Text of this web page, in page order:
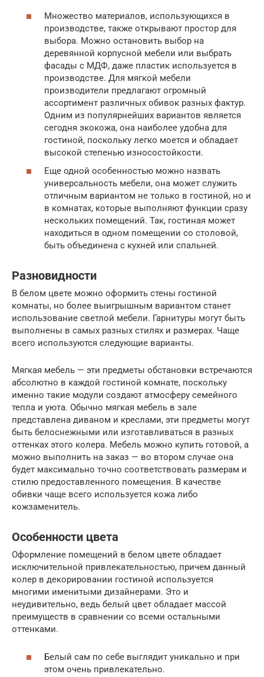
Множество материалов, использующихся в
производстве, также открывают простор для
выбора. Можно остановить выбор на
деревянной корпусной мебели или выбрать
фасады с МДФ, даже пластик используется в
производстве. Для мягкой мебели
производители предлагают огромный
ассортимент различных обивок разных фактур.
Одним из популярнейших вариантов является
сегодня экокожа, она наиболее удобна для
гостиной, поскольку легко моется и обладает
высокой степенью износостойкости.
Еще одной особенностью можно назвать
универсальность мебели, она может служить
отличным вариантом не только в гостиной, но и
в комнатах, которые выполняют функции сразу
нескольких помещений. Так, гостиная может
находиться в одном помещении со столовой,
быть объединена с кухней или спальней.
Разновидности
В белом цвете можно оформить стены гостиной
комнаты, но более выигрышным вариантом станет
использование светлой мебели. Гарнитуры могут быть
выполнены в самых разных стилях и размерах. Чаще
всего используются следующие варианты.
Мягкая мебель — эти предметы обстановки встречаются
абсолютно в каждой гостиной комнате, поскольку
именно такие модули создают атмосферу семейного
тепла и уюта. Обычно мягкая мебель в зале
представлена диваном и креслами, эти предметы могут
быть белоснежными или изготавливаться в разных
оттенках этого колера. Мебель можно купить готовой, а
можно выполнить на заказ — во втором случае она
будет максимально точно соответствовать размерам и
стилю предоставленного помещения. В качестве
обивки чаще всего используется кожа либо
кожзаменитель.
Особенности цвета
Оформление помещений в белом цвете обладает
исключительной привлекательностью, причем данный
колер в декорировании гостиной используется
многими именитыми дизайнерами. Это и
неудивительно, ведь белый цвет обладает массой
преимуществ в сравнении со всеми остальными
оттенками.
Белый сам по себе выглядит уникально и при
этом очень привлекательно.